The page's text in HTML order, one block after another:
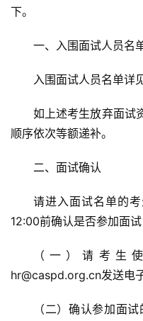
下。
一、入围面试人员名
入围面试人员名单详
如上述考生放弃面试
顺序依次等额递补。
二、面试确认
请进入面试名单的
12:00前确认是否参加面
（一）请考生
hr@caspd.org.cn发送电
（二）确认参加面